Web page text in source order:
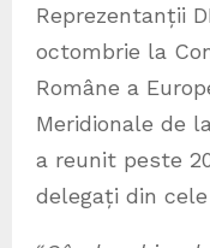
Reprezentanții
octombrie la
Române a
Meridionale de
a reunit peste
delegați din